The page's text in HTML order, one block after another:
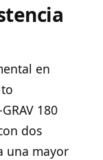
en
180
dos
una mayor